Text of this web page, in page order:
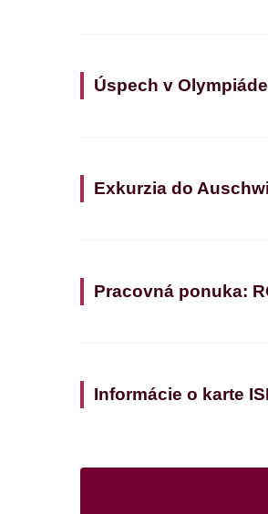
Úspech v
Exkurzia do
Pracovná ponuka:
Informácie o karte